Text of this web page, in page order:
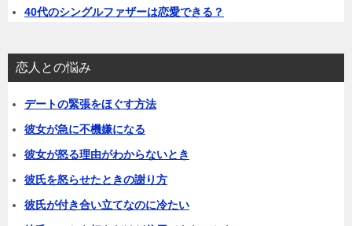
40代のシングルファザーは恋愛できる？
恋人との悩み
デートの緊張をほぐす方法
彼女が急に不機嫌になる
彼女が怒る理由がわからないとき
彼氏を怒らせたときの謝り方
彼氏が付き合い立てなのに冷たい